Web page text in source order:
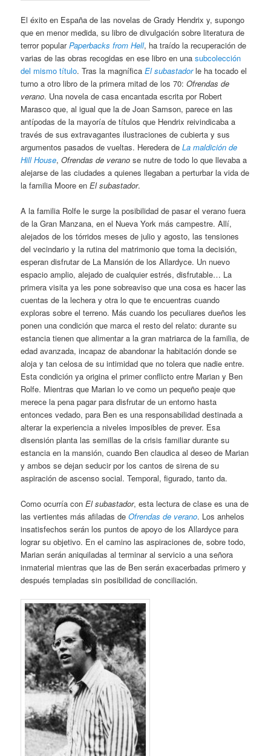
El éxito en España de las novelas de Grady Hendrix y, supongo
que en menor medida, su libro de divulgación sobre literatura de
terror popularPaperbacks from Hell, ha traído la recuperación de
varias de las obras recogidas en ese libro en unasubcolección
del mismo título. Tras la magníficaEl subastadorle ha tocado el
turno a otro libro de la primera mitad de los 70:Ofrendas de
verano. Una novela de casa encantada escrita por Robert
Marasco que, al igual que la de Joan Samson, parece en las
antípodas de la mayoría de títulos que Hendrix reivindicaba a
través de sus extravagantes ilustraciones de cubierta y sus
argumentos pasados de vueltas. Heredera deLa maldición de
Hill House,Ofrendas de verano se nutre de todo lo que llevaba a
alejarse de las ciudades a quienes llegaban a perturbar la vida de
la familia Moore enEl subastador.
A la familia Rolfe le surge la posibilidad de pasar el verano fuera
de la Gran Manzana, en el Nueva York más campestre. Allí,
alejados de los tórridos meses de julio y agosto, las tensiones
del vecindario y la rutina del matrimonio que toma la decisión,
esperan disfrutar de La Mansión de los Allardyce. Un nuevo
espacio amplio, alejado de cualquier estrés, disfrutable… La
primera visita ya les pone sobreaviso que una cosa es hacer las
cuentas de la lechera y otra lo que te encuentras cuando
exploras sobre el terreno. Más cuando los peculiares dueños les
ponen una condición que marca el resto del relato: durante su
estancia tienen que alimentar a la gran matriarca de la familia, de
edad avanzada, incapaz de abandonar la habitación donde se
aloja y tan celosa de su intimidad que no tolera que nadie entre.
Esta condición ya origina el primer conflicto entre Marian y Ben
Rolfe. Mientras que Marian lo ve como un pequeño peaje que
merece la pena pagar para disfrutar de un entorno hasta
entonces vedado, para Ben es una responsabilidad destinada a
alterar la experiencia a niveles imposibles de prever. Esa
disensión planta las semillas de la crisis familiar durante su
estancia en la mansión, cuando Ben claudica al deseo de Marian
y ambos se dejan seducir por los cantos de sirena de su
aspiración de ascenso social. Temporal, figurado, tanto da.
Como ocurría conEl subastador, esta lectura de clase es una de
las vertientes más afiladas deOfrendas de verano. Los anhelos
insatisfechos serán los puntos de apoyo de los Allardyce para
lograr su objetivo. En el camino las aspiraciones de, sobre todo,
Marian serán aniquiladas al terminar al servicio a una señora
inmaterial mientras que las de Ben serán exacerbadas primero y
después templadas sin posibilidad de conciliación.